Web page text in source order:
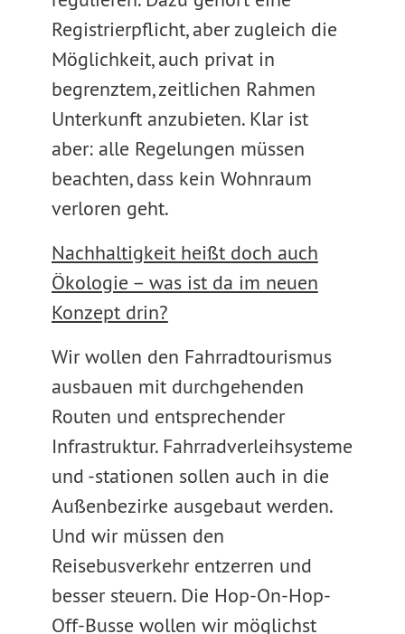
Registrierpflicht, aber zugleich die
Möglichkeit, auch privat in
begrenztem, zeitlichen Rahmen
Unterkunft anzubieten. Klar ist
aber: alle Regelungen müssen
beachten, dass kein Wohnraum
verloren geht.
Nachhaltigkeit heißt doch auch
Ökologie – was ist da im neuen
Konzept drin?
Wir wollen den Fahrradtourismus
ausbauen mit durchgehenden
Routen und entsprechender
Infrastruktur. Fahrradverleihsysteme
und -stationen sollen auch in die
Außenbezirke ausgebaut werden.
Und wir müssen den
Reisebusverkehr entzerren und
besser steuern. Die Hop-On-Hop-
Off-Busse wollen wir möglichst